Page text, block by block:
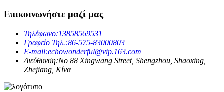
Επικοινωνήστε μαζί μας
Τηλέφωνο:13858569531
Γραφείο Τηλ.:86-575-83000803
E-mail:echowonderful@vip.163.com
Διεύθυνση:No 88 Xingwang Street, Shengzhou, Shaoxing,
Zhejiang, Κίνα